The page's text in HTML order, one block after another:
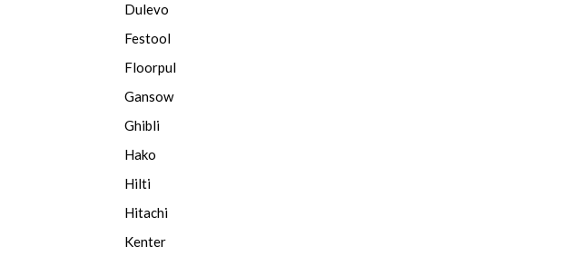
Dulevo
Festool
Floorpul
Gansow
Ghibli
Hako
Hilti
Hitachi
Kenter